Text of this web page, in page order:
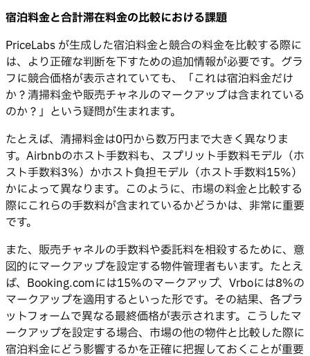
宿泊料金と合計滞在料金の比較における課題
PriceLabs が生成した宿泊料金と競合の料金を比較する際に
は、より正確な判断を下すための追加情報が必要です。グラ
フに競合価格が表示されていても、「これは宿泊料金だけ
か？清掃料金や販売チャネルのマークアップは含まれている
のか？」という疑問が生まれます。
たとえば、清掃料金は0円から数万円まで大きく異なりま
す。Airbnbのホスト手数料も、スプリット手数料モデル（ホ
スト手数料3%）かホスト負担モデル（ホスト手数料15%）
かによって異なります。このように、市場の料金と比較する
際にこれらの手数料が含まれているかどうかは、非常に重要
です。
また、販売チャネルの手数料や委託料を相殺するために、意
図的にマークアップを設定する物件管理者もいます。たとえ
ば、Booking.comには15%のマークアップ、Vrboには8%の
マークアップを適用するといった形です。その結果、各プラ
ットフォームで異なる最終価格が表示されます。こうしたマ
ークアップを設定する場合、市場の他の物件と比較した際に
宿泊料金にどう影響するかを正確に把握しておくことが重要